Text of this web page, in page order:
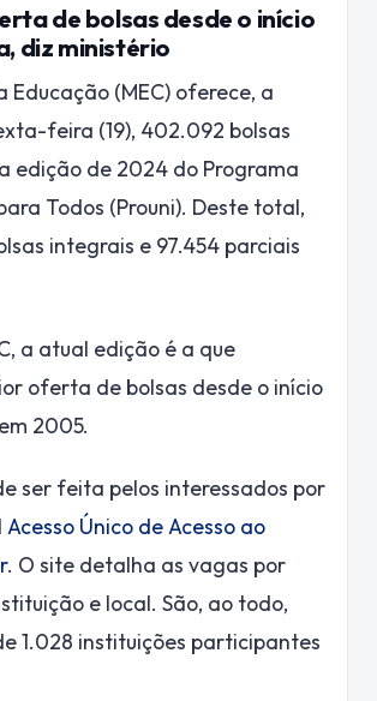
de bolsas desde o início
diz ministério
Educação (MEC) oferece, a
feira (19), 402.092 bolsas
edição de 2024 do Programa
Todos (Prouni). Deste total,
integrais e 97.454 parciais
a atual edição é a que
oferta de bolsas desde o início
2005.
ser feita pelos interessados por
Acesso Único de Acesso ao
. O site detalha as vagas por
e local. São, ao todo,
1.028 instituições participantes